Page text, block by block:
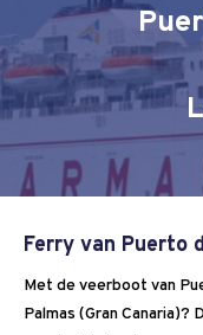
Ferry van Puerto
Met de veerboot van
Palmas (Gran Canaria)?